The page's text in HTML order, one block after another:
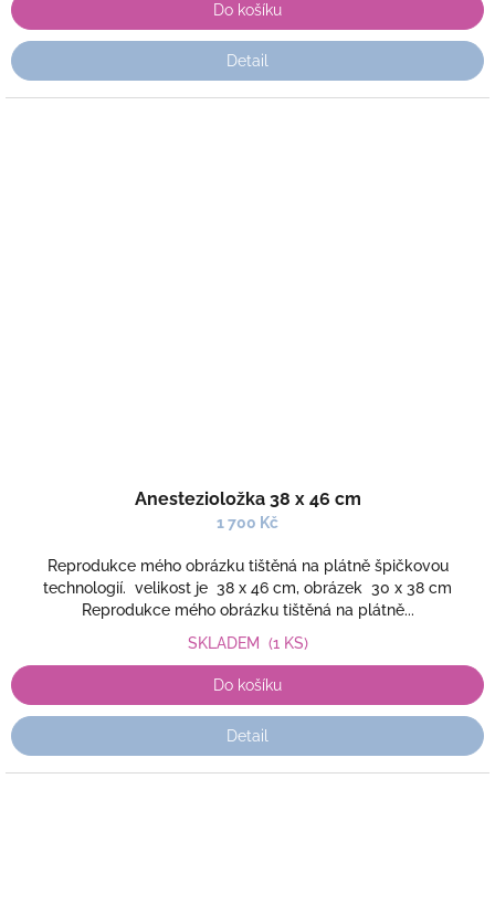
Do košíku
Detail
Anestezioložka 38 x 46 cm
1 700 Kč
Reprodukce mého obrázku tištěná na plátně špičkovou
technologií. velikost je 38 x 46 cm, obrázek 30 x 38 cm
Reprodukce mého obrázku tištěná na plátně...
SKLADEM (1 KS)
Do košíku
Detail